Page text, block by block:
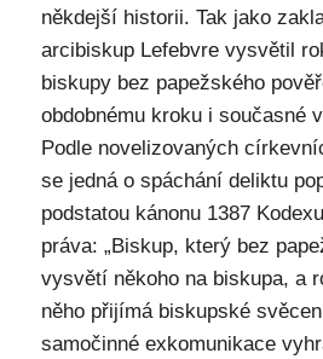
někdejší historii. Tak jako
arcibiskup Lefebvre vysvětil
biskupy bez papežského
obdobnému kroku i současné
Podle novelizovaných
se jedná o spáchání deliktu
podstatou kánonu 1387
práva: „Biskup, který bez
vysvětí někoho na biskupa, a
něho přijímá biskupské
samočinné exkomunikace